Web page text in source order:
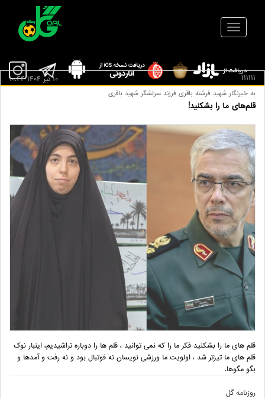
به خبرنگار شهید فرشته باقری فرزند سرلشگر شهید باقری
111111
قلم‌های ما را بشکنید!
10 تير 1404 10:44
قلم های ما را بشکنید فکر ما را که نمی توانید ، قلم ها را دوباره تراشیدیم، اینبار نوک
قلم های ما تیزتر شد ، اولویت ما ورزشی نویسان نه فوتبال بود و نه رفت و آمدها و
بگو مگوها.
روزنامه گل